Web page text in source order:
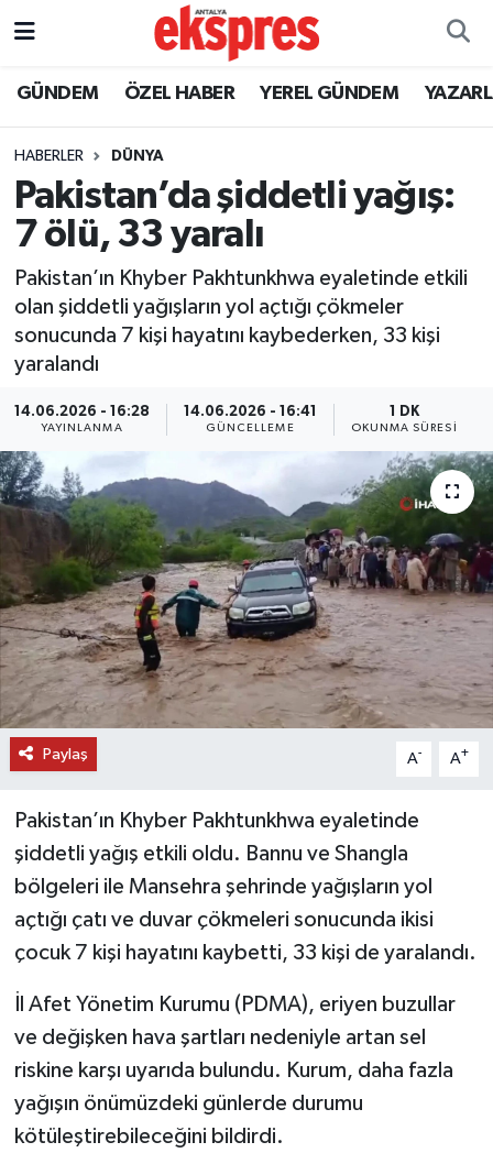
GÜNDEM ÖZEL HABER YEREL GÜNDEM
HABERLER DÜNYA
Pakistan’da şiddetli yağış:
7 ölü, 33 yaralı
Pakistan’ın Khyber Pakhtunkhwa eyaletinde etkili
olan şiddetli yağışların yol açtığı çökmeler
sonucunda 7 kişi hayatını kaybederken, 33 kişi
yaralandı
14.06.2026 - 16:28
YAYINLANMA
14.06.2026 - 16:41
GÜNCELLEME
1 DK
OKUNMA SÜRESI
Paylaş A- A+
Pakistan’ın Khyber Pakhtunkhwa eyaletinde
şiddetli yağış etkili oldu. Bannu ve Shangla
bölgeleri ile Mansehra şehrinde yağışların yol
açtığı çatı ve duvar çökmeleri sonucunda ikisi
çocuk 7 kişi hayatını kaybetti, 33 kişi de yaralandı.
İl Afet Yönetim Kurumu (PDMA), eriyen buzullar
ve değişken hava şartları nedeniyle artan sel
riskine karşı uyarıda bulundu. Kurum, daha fazla
yağışın önümüzdeki günlerde durumu
kötüleştirebileceğini bildirdi.
ÖZEL HABER
YEREL GÜNDEM
EKONOMİ
KÜLTÜR - SANAT
SPOR
SİYASET
SAĞLIK
DÜNYA
EĞİTİM
TURİZM
RÖPORTAJ
VİDEO HABERLER
YAZARLAR
RESMİ İLAN
MAGAZİN
Nöbetçi Eczaneler
Trafik Durumu
Süper Lig Puan Durumu ve Fikstür
Tüm Manşetler
Son Dakika Haberleri
Haber Arşivi